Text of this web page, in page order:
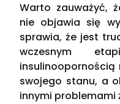
Warto zauważyć,
nie objawia się
sprawia, że jest
wczesnym
swojego stanu, a
innymi problemami